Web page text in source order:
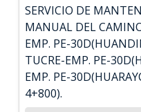
SERVICIO DE
MANUAL DEL
EMP. PE-
TUCRE-EMP. PE-
EMP. PE-
4+800).